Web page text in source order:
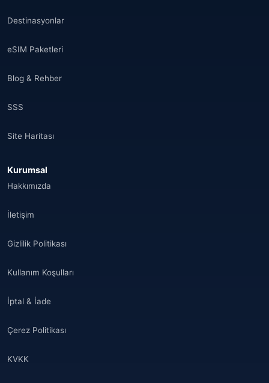
Destinasyonlar
eSIM Paketleri
Blog & Rehber
SSS
Site Haritası
Kurumsal
Hakkımızda
İletişim
Gizlilik Politikası
Kullanım Koşulları
İptal & İade
Çerez Politikası
KVKK